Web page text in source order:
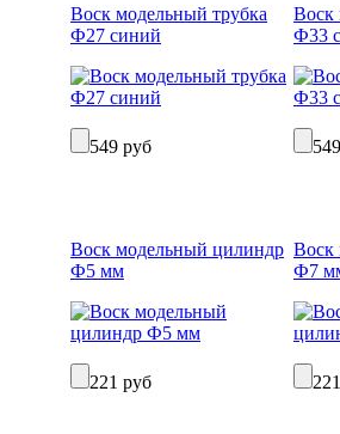
Воск модельный трубка
Ф27 синий
549 руб
Воск
Ф33
Воск модельный цилиндр
Ф5 мм
221 руб
Воск
Ф7